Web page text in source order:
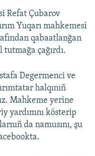
Refat Çubarov
Yuqarı mahkemesi
qabaatlanğan
çağırdı.
Degermenci ve
halqınıñ
Mahkeme yerine
yardımnı kösterip
da namusını, şu